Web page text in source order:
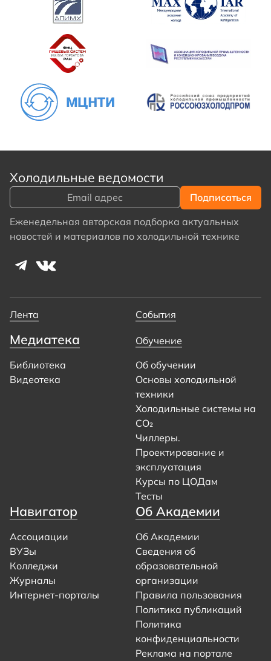
Холодильные ведомости
Еженедельная авторская подборка актуальных
новостей и материалов по холодильной технике
Лента События
Медиатека
Библиотека
Видеотека
Обучение
Об обучении
Основы холодильной
техники
Холодильные системы на
CO₂
Чиллеры.
Проектирование и
эксплуатация
Курсы по ЦОДам
Тесты
Навигатор
Ассоциации
ВУЗы
Колледжи
Журналы
Интернет-порталы
Об Академии
Об Академии
Сведения об
образовательной
организации
Правила пользования
Политика публикаций
Политика
конфиденциальности
Реклама на портале